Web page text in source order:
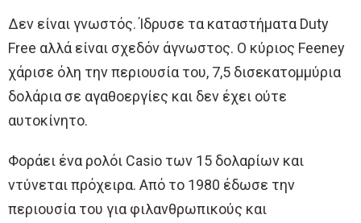
Δεν είναι γνωστός. Ίδρυσε τα καταστήματα Duty
Free αλλά είναι σχεδόν άγνωστος. Ο κύριος Feeney
χάρισε όλη την περιουσία του, 7,5 δισεκατομμύρια
δολάρια σε αγαθοεργίες και δεν έχει ούτε
αυτοκίνητο.
Φοράει ένα ρολόι Casio των 15 δολαρίων και
ντύνεται πρόχειρα. Από το 1980 έδωσε την
περιουσία του για φιλανθρωπικούς και